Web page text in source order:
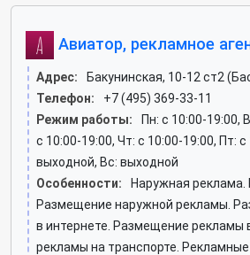
Авиатор, рекламное
Адрес:
Бакунинская, 10-12 ст2
Телефон:
+7 (495) 369-33-11
Режим работы:
Пн: c 10:00-19:00,
c 10:00-19:00, Чт: c 10:00-19:00, Пт: c
выходной, Вс: выходной
Особенности:
Наружная
Размещение наружной рекламы.
в интернете. Размещение
рекламы на транспорте. Рекламные